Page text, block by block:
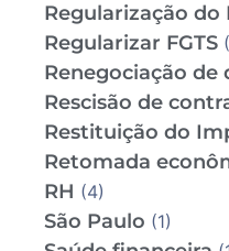
Regularização do
Regularizar FGTS
Renegociação de
Rescisão de
Restituição do
Retomada
RH (4)
São Paulo (1)